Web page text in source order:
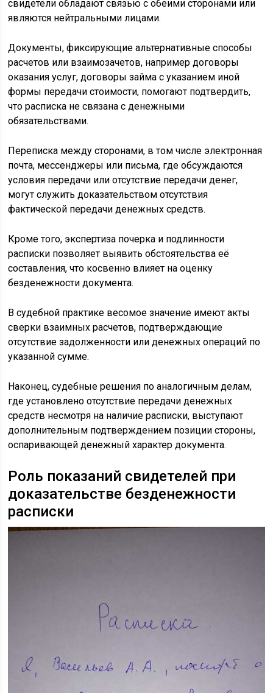
свидетели обладают связью с обеими сторонами или
являются нейтральными лицами.
Документы, фиксирующие альтернативные способы
расчетов или взаимозачетов, например договоры
оказания услуг, договоры займа с указанием иной
формы передачи стоимости, помогают подтвердить,
что расписка не связана с денежными
обязательствами.
Переписка между сторонами, в том числе электронная
почта, мессенджеры или письма, где обсуждаются
условия передачи или отсутствие передачи денег,
могут служить доказательством отсутствия
фактической передачи денежных средств.
Кроме того, экспертиза почерка и подлинности
расписки позволяет выявить обстоятельства её
составления, что косвенно влияет на оценку
безденежности документа.
В судебной практике весомое значение имеют акты
сверки взаимных расчетов, подтверждающие
отсутствие задолженности или денежных операций по
указанной сумме.
Наконец, судебные решения по аналогичным делам,
где установлено отсутствие передачи денежных
средств несмотря на наличие расписки, выступают
дополнительным подтверждением позиции стороны,
оспаривающей денежный характер документа.
Роль показаний свидетелей при
доказательстве безденежности
расписки